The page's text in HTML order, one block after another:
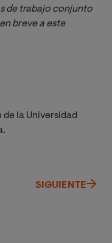
de trabajo conjunto
breve a este
la Universidad
SIGUIENTE